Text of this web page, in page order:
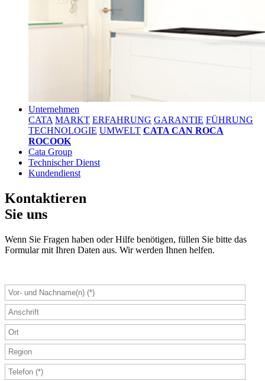
Unternehmen
CATA MARKT ERFAHRUNG GARANTIE FÜHRUNG
TECHNOLOGIE UMWELT CATA CAN ROCA
ROCOOK
Cata Group
Technischer Dienst
Kundendienst
Kontaktieren
Sie uns
Wenn Sie Fragen haben oder Hilfe benötigen, füllen Sie bitte das
Formular mit Ihren Daten aus. Wir werden Ihnen helfen.